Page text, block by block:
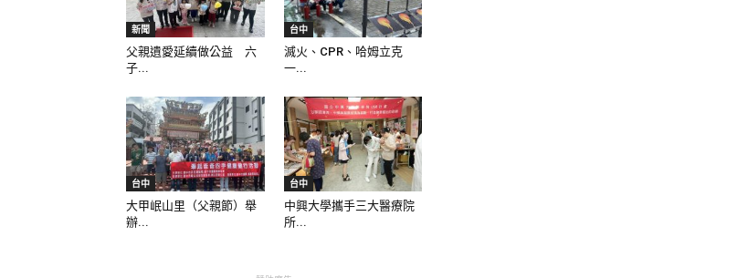
新聞
父親遺愛延續做公益 六
子...
台中
滅火、CPR、哈姆立克
一...
台中
大甲岷山里（父親節）舉
辦...
台中
中興大學攜手三大醫療院
所...